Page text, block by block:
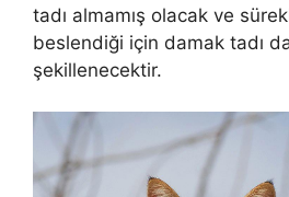
tadı almamış olacak ve
beslendiği için damak tadı
şekillenecektir.